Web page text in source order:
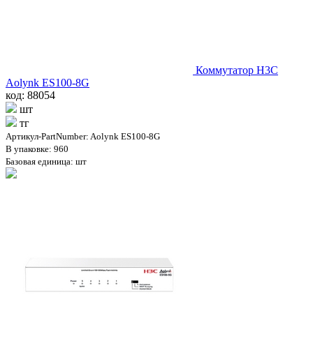
Коммутатор H3C
Aolynk ES100-8G
код: 88054
шт
тг
Артикул-PartNumber: Aolynk ES100-8G
В упаковке: 960
Базовая единица: шт